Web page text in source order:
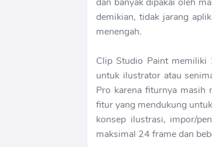
demikian, tidak jarang
menengah.
Clip Studio Paint memiliki
untuk ilustrator atau
Pro karena fiturnya masih
fitur yang mendukung
konsep ilustrasi, impor/
maksimal 24 frame dan